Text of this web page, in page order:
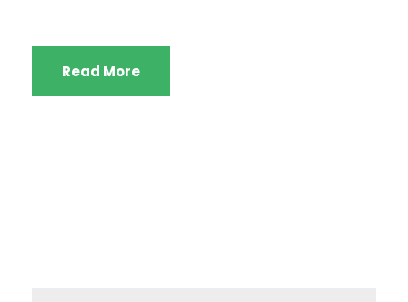
Read More